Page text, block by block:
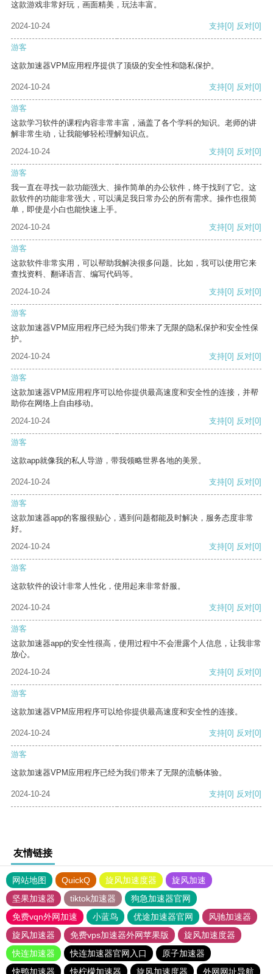
这款游戏非常好玩，画面精美，玩法丰富。
2024-10-24 支持[0] 反对[0]
游客
这款加速器VPM应用程序提供了顶级的安全性和隐私保护。
2024-10-24 支持[0] 反对[0]
游客
这款学习软件的课程内容非常丰富，涵盖了各个学科的知识。老师的讲
解非常生动，让我能够轻松理解知识点。
2024-10-24
支持[0] 反对[0]
游客
我一直在寻找一款功能强大、操作简单的办公软件，终于找到了它。这
款软件的功能非常强大，可以满足我日常办公的所有需求。操作也很简
单，即使是小白也能快速上手。
2024-10-24
支持[0] 反对[0]
游客
这款软件非常实用，可以帮助我解决很多问题。比如，我可以使用它来
查找资料、翻译语言、编写代码等。
2024-10-24
支持[0] 反对[0]
游客
这款加速器VPM应用程序已经为我们带来了无限的隐私保护和安全性保
护。
2024-10-24
支持[0] 反对[0]
游客
这款加速器VPM应用程序可以给你提供最高速度和安全性的连接，并帮
助你在网络上自由移动。
2024-10-24
支持[0] 反对[0]
游客
这款app就像我的私人导游，带我领略世界各地的美景。
2024-10-24 支持[0] 反对[0]
游客
这款加速器app的客服很贴心，遇到问题都能及时解决，服务态度非常
好。
2024-10-24
支持[0] 反对[0]
游客
这款软件的设计非常人性化，使用起来非常舒服。
2024-10-24 支持[0] 反对[0]
游客
这款加速器app的安全性很高，使用过程中不会泄露个人信息，让我非常
放心。
2024-10-24
支持[0] 反对[0]
游客
这款加速器VPM应用程序可以给你提供最高速度和安全性的连接。
2024-10-24 支持[0] 反对[0]
游客
这款加速器VPM应用程序已经为我们带来了无限的流畅体验。
2024-10-24 支持[0] 反对[0]
友情链接
网站地图 QuickQ 旋风加速度器
旋风加速
坚果加速器
tiktok加速器
狗急加速器官网
免费vqn外网加速
小蓝鸟 优途加速器官网
风驰加速器
旋风加速器
免费vps加速器外网苹果版
旋风加速度器
快连加速器
快连加速器官网入口
原子加速器
快鸭加速器
快柠檬加速器 旋风加速度器 外网网址导航